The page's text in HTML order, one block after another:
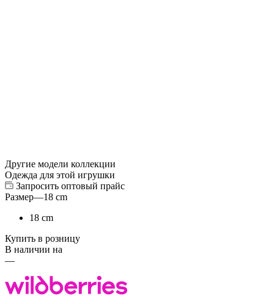
Другие модели коллекции
Одежда для этой игрушки
Запросить оптовый прайс
Размер—18 cm
18 cm
Купить в розницу
В наличии на
—